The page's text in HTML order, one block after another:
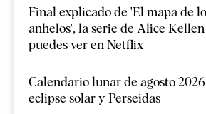
Final explicado de 'El mapa de
anhelos', la serie de Alice
puedes ver en Netflix
Calendario lunar de agosto
eclipse solar y Perseidas